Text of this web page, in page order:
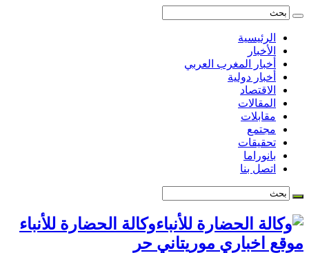
الرئيسية
الأخبار
أخبار المغرب العربي
أخبار دولية
الاقتصاد
المقالات
مقابلات
مجتمع
تحقيقات
بانوراما
اتصل بنا
وكالة الحضارة للأنباء
موقع اخباري موريتاني حر